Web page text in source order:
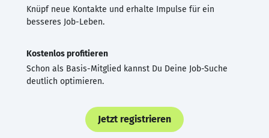
Knüpf neue Kontakte und erhalte Impulse für ein
besseres Job-Leben.
Kostenlos profitieren
Schon als Basis-Mitglied kannst Du Deine Job-Suche
deutlich optimieren.
Jetzt registrieren